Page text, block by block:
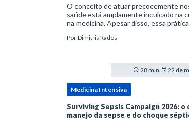
O conceito de atuar precocemente
saúde está amplamente inculcado na
na medicina. Apesar disso, essa
tratamentos podem advir de
PorDimitris Rados
28 min. 22 de
Medicina Intensiva
Surviving Sepsis Campaign 2026: o
manejo da sepse e do choque